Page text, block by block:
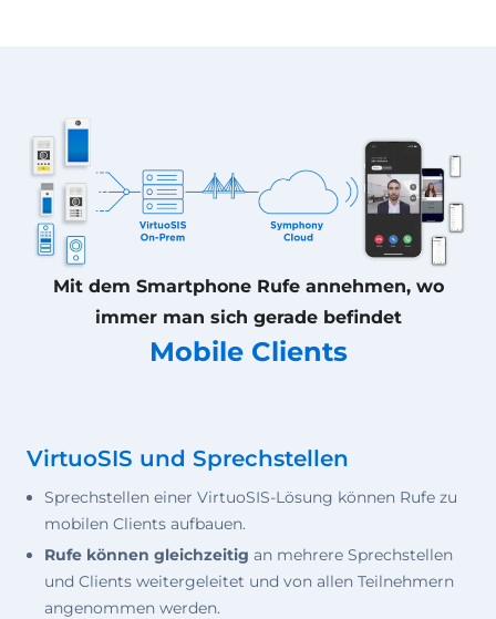
Mit dem Smartphone Rufe annehmen, wo
immer man sich gerade befindet
Mobile Clients
VirtuoSIS und Sprechstellen
Sprechstellen einer VirtuoSIS-Lösung können Rufe zu
mobilen Clients aufbauen.
Rufe können gleichzeitig an mehrere Sprechstellen
und Clients weitergeleitet und von allen Teilnehmern
angenommen werden.